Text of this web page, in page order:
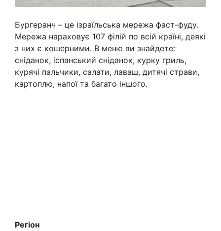
Бургеранч – це ізраїльська мережа фаст-фуду.
Мережа нараховує 107 філій по всій країні, деякі
з них є кошерними. В меню ви знайдете:
сніданок, іспанський сніданок, курку гриль,
курячі пальчики, салати, лаваш, дитячі страви,
картоплю, напої та багато іншого.
Регіон